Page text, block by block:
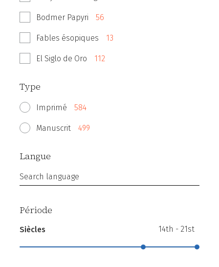
Bodmer Papyri 56
Fables ésopiques 13
El Siglo de Oro 112
Type
Imprimé 584
Manuscrit 499
Langue
Search language
Période
Siècles 14th - 21st